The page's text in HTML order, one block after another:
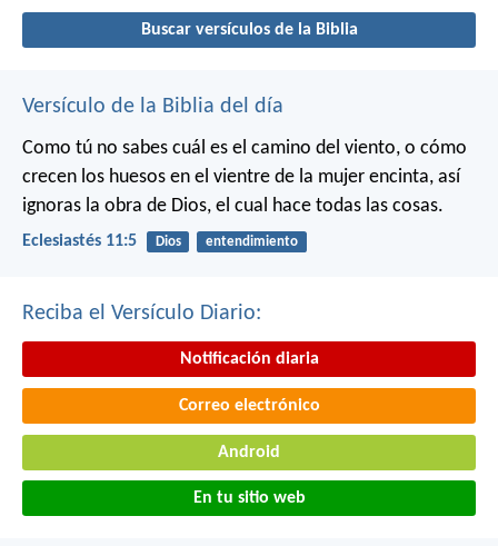
Buscar versículos de la Biblia
Versículo de la Biblia del día
Como tú no sabes cuál es el camino del viento, o cómo
crecen los huesos en el vientre de la mujer encinta, así
ignoras la obra de Dios, el cual hace todas las cosas.
Eclesiastés 11:5 Dios entendimiento
Reciba el Versículo Diario:
Notificación diaria
Correo electrónico
Android
En tu sitio web